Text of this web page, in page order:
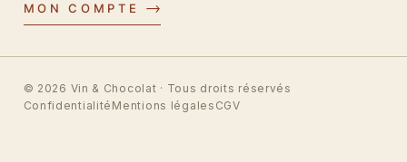
MON COMPTE
© 2026 Vin & Chocolat · Tous droits réservés
Confidentialité Mentions légales CGV